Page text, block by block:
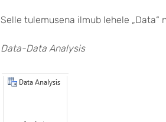
Selle tulemusena ilmub lehele „Data“
Data-Data Analysis